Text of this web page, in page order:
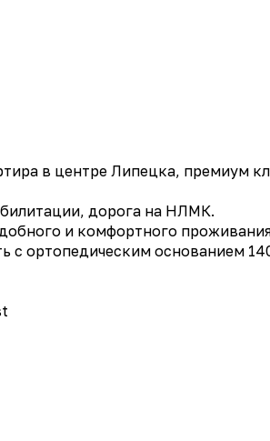
в центре Липецка, премиум
дорога на НЛМК.
и комфортного
с ортопедическим основанием